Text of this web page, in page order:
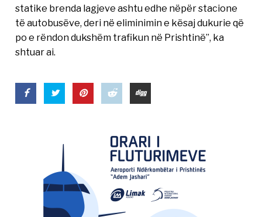
statike brenda lagjeve ashtu edhe nëpër stacione
të autobusëve, deri në eliminimin e kësaj dukurie që
po e rëndon dukshëm trafikun në Prishtinë”, ka
shtuar ai.